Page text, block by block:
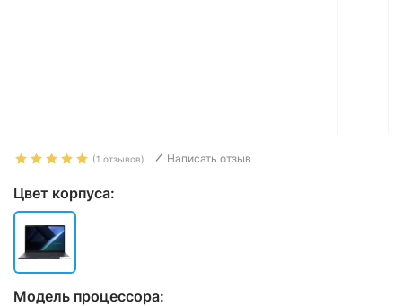
(1 отзывов) Написать отзыв
Цвет корпуса:
Модель процессора: